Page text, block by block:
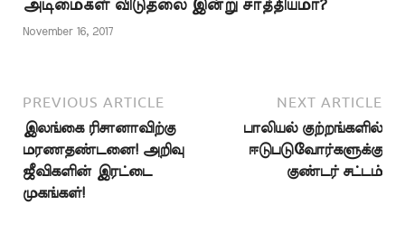
மனைவியுடன் வாழ்க்கை
நடத்தலாம். பின்னர்
அடிமைகள் விடுதலை இன்று சாத்தியமா?
November 16, 2017
PREVIOUS ARTICLE
இலங்கை ரிசானாவிற்கு
மரணதண்டனை! அறிவு
ஜீவிகளின் இரட்டை
முகங்கள்!
NEXT ARTICLE
பாலியல் குற்றங்களில்
ஈடுபடுவோர்களுக்கு
குண்டர் சட்டம்